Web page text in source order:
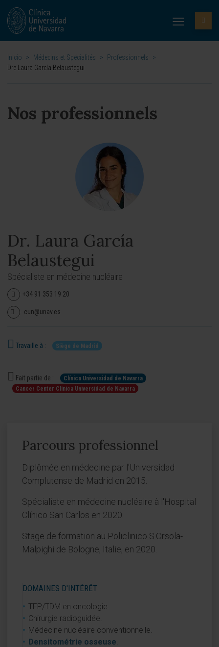
Inicio > Médecins et Spécialités > Professionnels
>
Dre Laura García Belaustegui
Nos professionnels
Dr. Laura García
Belaustegui
Spécialiste en médecine nucléaire
+34 91 353 19 20
cun@unav.es
Travaille à : Siège de Madrid
Fait partie de :
Clínica Universidad de Navarra
Cancer Center Clínica Universidad de Navarra
Parcours professionnel
Diplômée en médecine par l'Universidad
Complutense de Madrid en 2015.
Spécialiste en médecine nucléaire à l'Hospital
Clínico San Carlos en 2020.
Stage de formation au Policlinico S.Orsola-
Malpighi de Bologne, Italie, en 2020.
DOMAINES D'INTÉRÊT
TEP/TDM en oncologie.
Chirurgie radioguidée.
Médecine nucléaire conventionnelle.
Densitométrie osseuse.